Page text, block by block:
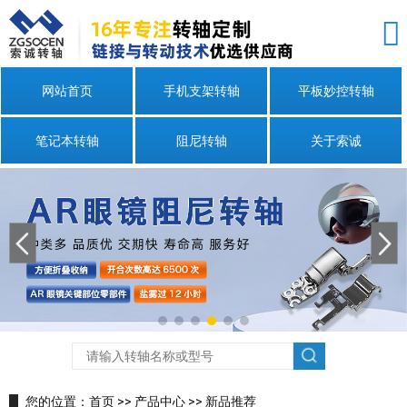
网站首页 手机支架转轴 平板妙控转轴
笔记本转轴 阻尼转轴 关于索诚
您的位置： 首页 >> 产品中心 >> 新品推荐